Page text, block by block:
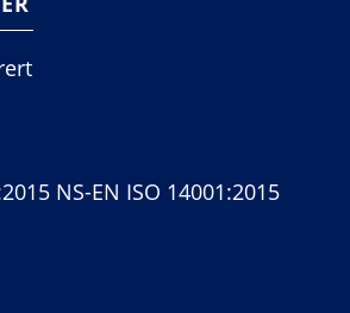
NS-EN ISO 14001:2015